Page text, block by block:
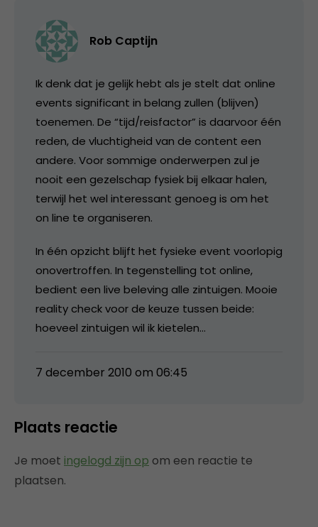
Rob Captijn
Ik denk dat je gelijk hebt als je stelt dat online
events significant in belang zullen (blijven)
toenemen. De “tijd/reisfactor” is daarvoor één
reden, de vluchtigheid van de content een
andere. Voor sommige onderwerpen zul je
nooit een gezelschap fysiek bij elkaar halen,
terwijl het wel interessant genoeg is om het
on line te organiseren.
In één opzicht blijft het fysieke event voorlopig
onovertroffen. In tegenstelling tot online,
bedient een live beleving alle zintuigen. Mooie
reality check voor de keuze tussen beide:
hoeveel zintuigen wil ik kietelen…
7 december 2010 om 06:45
Plaats reactie
Je moet ingelogd zijn op om een reactie te
plaatsen.